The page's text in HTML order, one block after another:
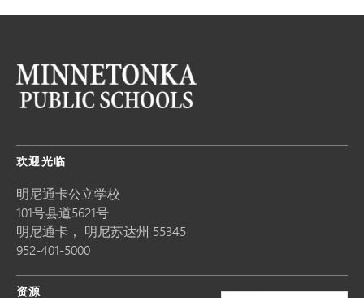
欢迎光临
明尼通卡公立学校
101号县道5621号
明尼通卡， 明尼苏达州 55345
952-401-5000
资源